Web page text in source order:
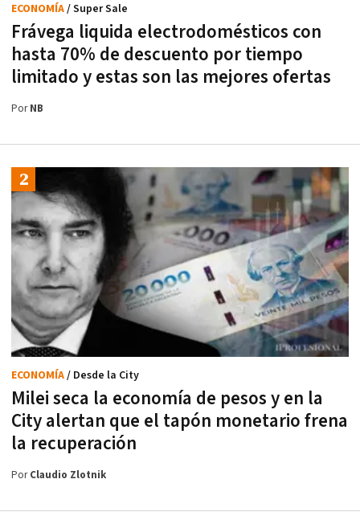
Frávega liquida electrodomésticos con
hasta 70% de descuento por tiempo
limitado y estas son las mejores ofertas
ECONOMÍA/ Super Sale
PorNB
Milei seca la economía de pesos y en la
City alertan que el tapón monetario frena
la recuperación
ECONOMÍA/ Desde la City
PorClaudio Zlotnik